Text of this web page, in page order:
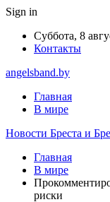
Sign in
Суббота, 8
Контакты
angelsband.by
Главная
В мире
Новости Бреста и
Главная
В мире
риски